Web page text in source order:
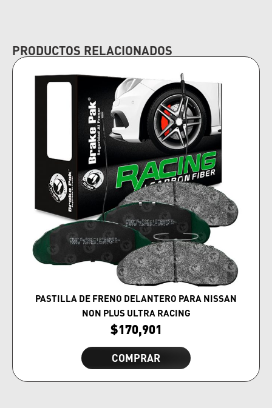
PRODUCTOS RELACIONADOS
PASTILLA DE FRENO DELANTERO PARA NISSAN
NON PLUS ULTRA RACING
$170,901
COMPRAR